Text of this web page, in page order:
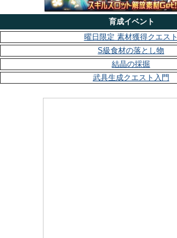
育成イベント
曜日限定 素材獲得クエスト
S級食材の落とし物
結晶の採掘
武具生成クエスト入門